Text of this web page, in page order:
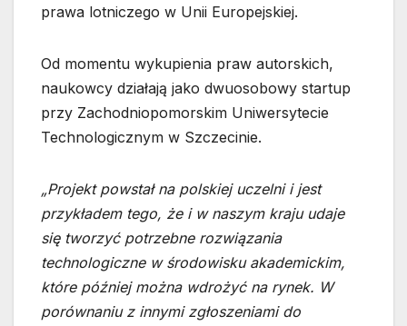
prawa lotniczego w Unii Europejskiej.
Od momentu wykupienia praw autorskich,
naukowcy działają jako dwuosobowy startup
przy Zachodniopomorskim Uniwersytecie
Technologicznym w Szczecinie.
„Projekt powstał na polskiej uczelni i jest
przykładem tego, że i w naszym kraju udaje
się tworzyć potrzebne rozwiązania
technologiczne w środowisku akademickim,
które później można wdrożyć na rynek. W
porównaniu z innymi zgłoszeniami do